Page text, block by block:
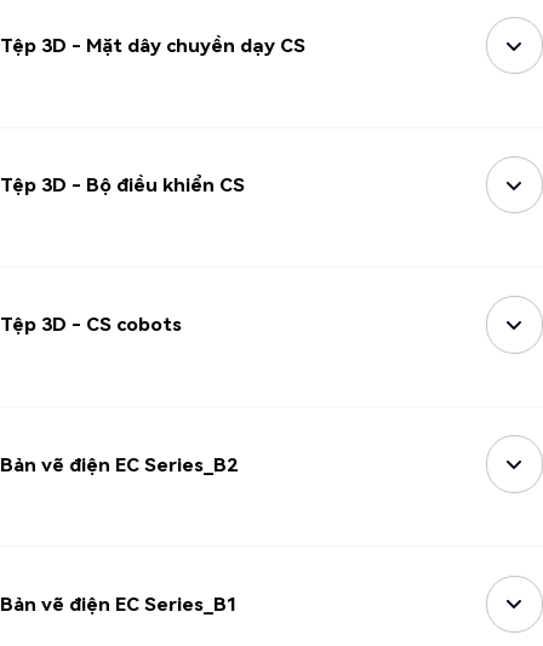
Tệp 3D - Mặt dây chuyền dạy CS
Tệp 3D - Bộ điều khiển CS
Tệp 3D - CS cobots
Bản vẽ điện EC Series_B2
Bản vẽ điện EC Series_B1